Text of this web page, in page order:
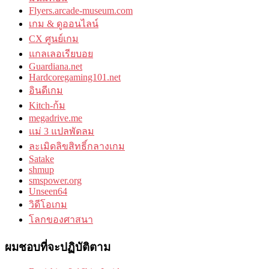
Flyers.arcade-museum.com
เกม & ดูออนไลน์
CX ศูนย์เกม
แกลเลอเรียบอย
Guardiana.net
Hardcoregaming101.net
อินดีเกม
Kitch-ก้ม
megadrive.me
แม่ 3 แปลพัดลม
ละเมิดลิขสิทธิ์กลางเกม
Satake
shmup
smspower.org
Unseen64
วิดีโอเกม
โลกของศาสนา
ผมชอบที่จะปฏิบัติตาม